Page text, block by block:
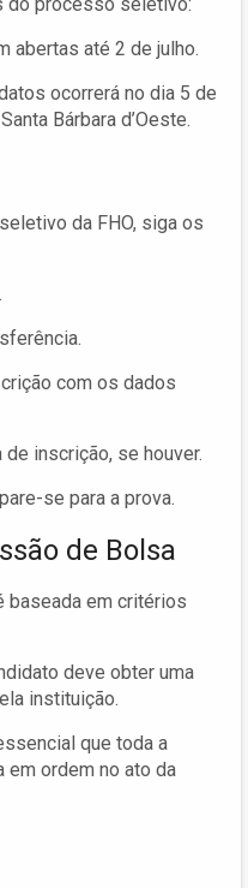
do processo seletivo:
abertas até 2 de julho.
ocorrerá no dia 5 de
Bárbara d’Oeste.
da FHO, siga os
com os dados
inscrição, se houver.
se para a prova.
de Bolsa
baseada em critérios
deve obter uma
instituição.
que toda a
em ordem no ato da